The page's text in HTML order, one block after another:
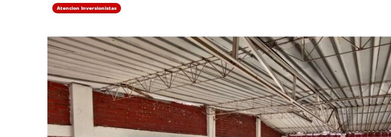
Atencion Inversionistas